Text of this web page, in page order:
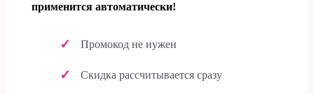
применится автоматически!
Промокод не нужен
Скидка рассчитывается сразу